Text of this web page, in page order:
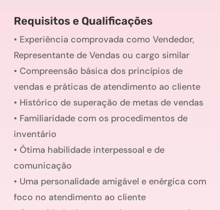
Requisitos e Qualificações
• Experiência comprovada como Vendedor,
Representante de Vendas ou cargo similar
• Compreensão básica dos princípios de
vendas e práticas de atendimento ao cliente
• Histórico de superação de metas de vendas
• Familiaridade com os procedimentos de
inventário
• Ótima habilidade interpessoal e de
comunicação
• Uma personalidade amigável e enérgica com
foco no atendimento ao cliente